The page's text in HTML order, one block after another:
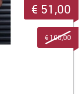
€ 51,00
€ 100,00